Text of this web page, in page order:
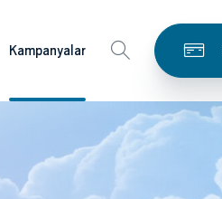
Kampanyalar